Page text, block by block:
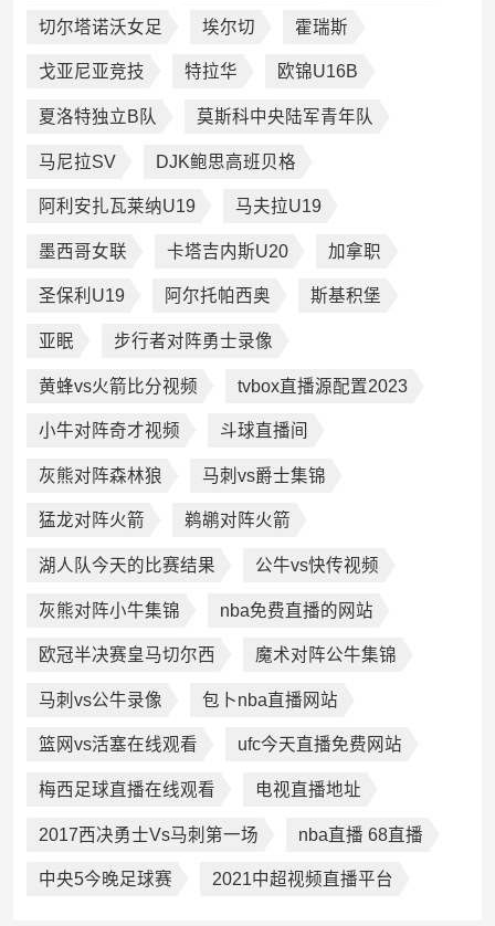
切尔塔诺沃女足 埃尔切 霍瑞斯
戈亚尼亚竞技 特拉华 欧锦U16B
夏洛特独立B队 莫斯科中央陆军青年队
马尼拉SV DJK鲍思高班贝格
阿利安扎瓦莱纳U19 马夫拉U19
墨西哥女联 卡塔吉内斯U20 加拿职
圣保利U19 阿尔托帕西奥 斯基积堡
亚眠 步行者对阵勇士录像
黄蜂vs火箭比分视频 tvbox直播源配置2023
小牛对阵奇才视频 斗球直播间
灰熊对阵森林狼 马刺vs爵士集锦
猛龙对阵火箭 鹈鹕对阵火箭
湖人队今天的比赛结果 公牛vs快传视频
灰熊对阵小牛集锦 nba免费直播的网站
欧冠半决赛皇马切尔西 魔术对阵公牛集锦
马刺vs公牛录像 包卜nba直播网站
篮网vs活塞在线观看 ufc今天直播免费网站
梅西足球直播在线观看 电视直播地址
2017西决勇士Vs马刺第一场 nba直播 68直播
中央5今晚足球赛 2021中超视频直播平台